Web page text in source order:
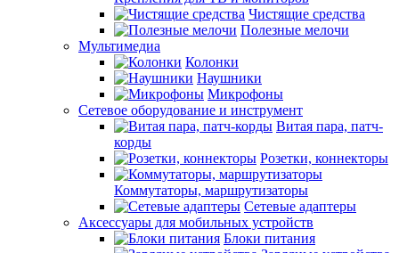
Чистящие средства
Полезные мелочи
Мультимедиа
Колонки
Наушники
Микрофоны
Сетевое оборудование и инструмент
Витая пара, патч-
корды
Розетки, коннекторы
Коммутаторы, маршрутизаторы
Сетевые адаптеры
Аксессуары для мобильных устройств
Блоки питания